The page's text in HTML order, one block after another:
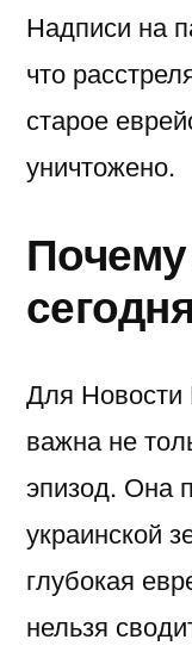
Надписи на
что
старое
уничтожено.
сегодня
Для Новости
важна не
эпизод. Она
украинской
глубокая
нельзя